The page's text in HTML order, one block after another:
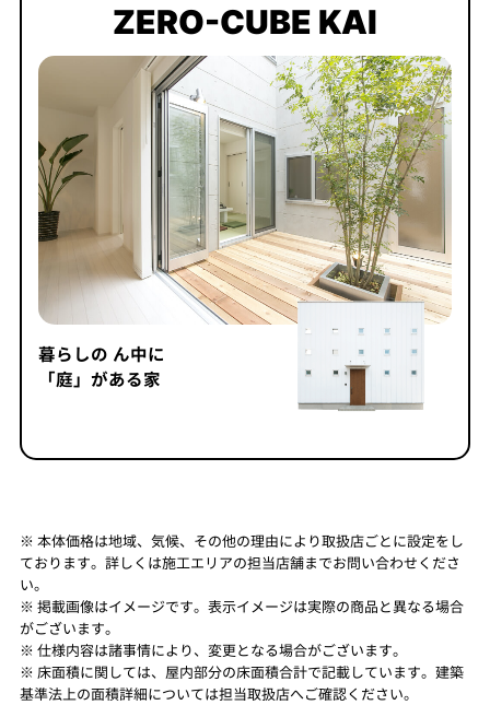
ZERO-CUBE KAI
暮らしの ん中に
「庭」がある家
※ 本体価格は地域、気候、その他の理由により取扱店ごとに設定をし
ております。詳しくは施工エリアの担当店舗までお問い合わせくださ
い。
※ 掲載画像はイメージです。表示イメージは実際の商品と異なる場合
がございます。
※ 仕様内容は諸事情により、変更となる場合がございます。
※ 床面積に関しては、屋内部分の床面積合計で記載しています。建築
基準法上の面積詳細については担当取扱店へご確認ください。